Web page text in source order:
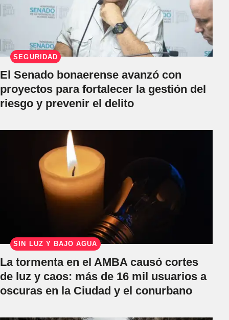
SEGURIDAD
El Senado bonaerense avanzó con
proyectos para fortalecer la gestión del
riesgo y prevenir el delito
SIN LUZ Y BAJO AGUA
La tormenta en el AMBA causó cortes
de luz y caos: más de 16 mil usuarios a
oscuras en la Ciudad y el conurbano